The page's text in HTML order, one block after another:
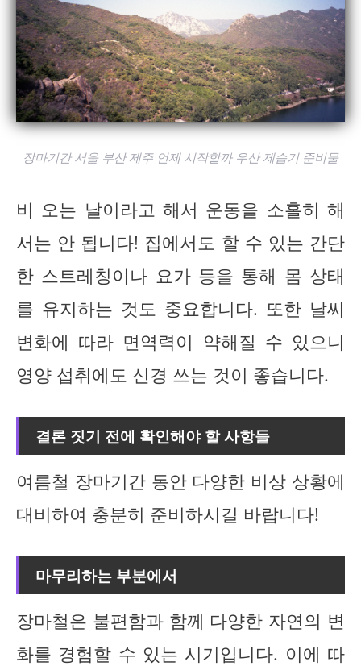
장마기간 서울 부산 제주 언제 시작할까 우산 제습기 준비물
비 오는 날이라고 해서 운동을 소홀히 해
서는 안 됩니다! 집에서도 할 수 있는 간단
한 스트레칭이나 요가 등을 통해 몸 상태
를 유지하는 것도 중요합니다. 또한 날씨
변화에 따라 면역력이 약해질 수 있으니
영양 섭취에도 신경 쓰는 것이 좋습니다.
결론 짓기 전에 확인해야 할 사항들
여름철 장마기간 동안 다양한 비상 상황에
대비하여 충분히 준비하시길 바랍니다!
마무리하는 부분에서
장마철은 불편함과 함께 다양한 자연의 변
화를 경험할 수 있는 시기입니다. 이에 따